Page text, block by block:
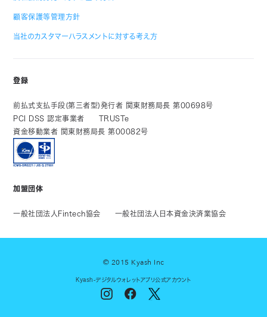
顧客保護等管理方針
当社のカスタマーハラスメントに対する考え方
登録
前払式支払手段(第三者型)発行者 関東財務局長 第00698号
PCI DSS 認定事業者
TRUSTe
資金移動業者 関東財務局長 第00082号
加盟団体
一般社団法人Fintech協会 一般社団法人日本資金決済業協会
© 2015 Kyash Inc
Kyash-デジタルウォレットアプリ公式アカウント